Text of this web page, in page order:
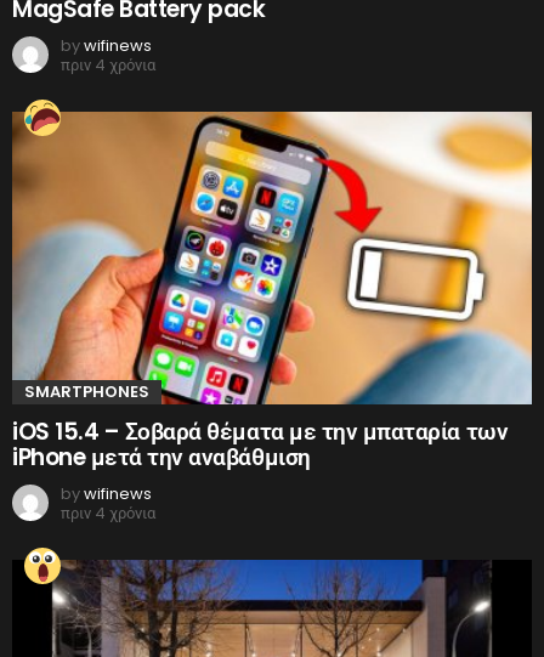
MagSafe Battery pack
bywifinews
πριν 4 χρόνια
SMARTPHONES
iOS 15.4 – Σοβαρά θέματα με την μπαταρία των
iPhone μετά την αναβάθμιση
bywifinews
πριν 4 χρόνια